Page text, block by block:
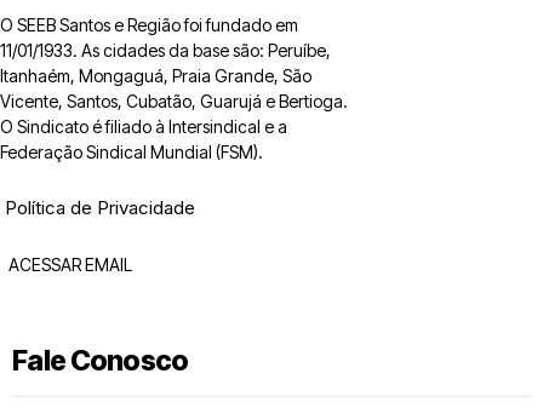
O SEEB Santos e Região foi fundado em
11/01/1933. As cidades da base são: Peruíbe,
Itanhaém, Mongaguá, Praia Grande, São
Vicente, Santos, Cubatão, Guarujá e Bertioga.
O Sindicato é filiado à Intersindical e a
Federação Sindical Mundial (FSM).
Política de Privacidade
ACESSAR EMAIL
Fale Conosco